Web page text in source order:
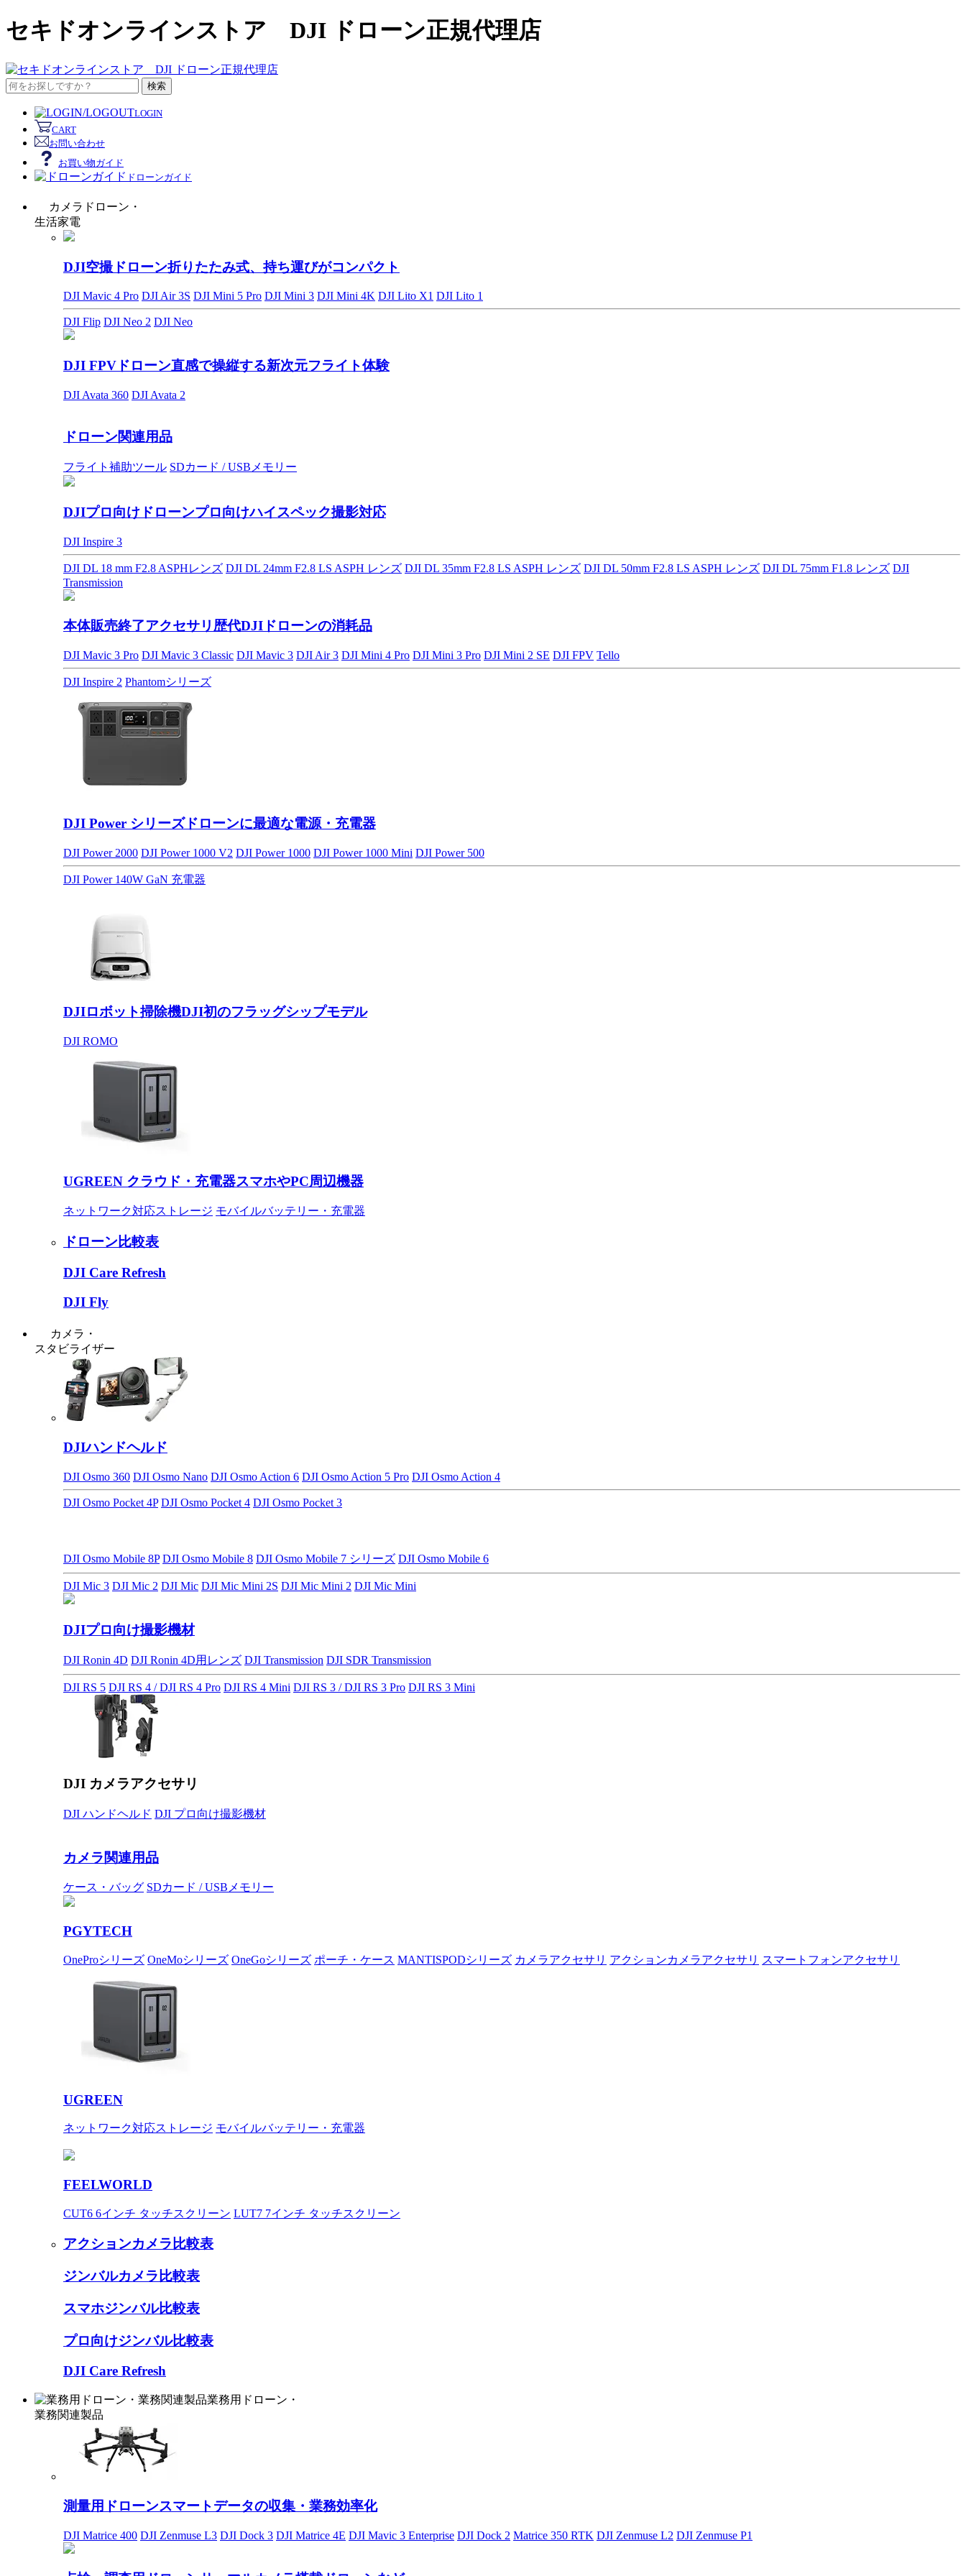
セキドオンラインストア DJI ドローン正規代理店
検索
LOGIN
CART
お問い合わせ
お買い物ガイド
ドローンガイド
カメラドローン・
生活家電
DJI空撮ドローン折りたたみ式、持ち運びがコンパクト
DJI Mavic 4 Pro DJI Air 3S DJI Mini 5 Pro DJI Mini 3 DJI Mini 4K DJI Lito X1 DJI Lito 1
DJI Flip DJI Neo 2 DJI Neo
DJI FPVドローン直感で操縦する新次元フライト体験
DJI Avata 360 DJI Avata 2
ドローン関連用品
フライト補助ツール SDカード / USBメモリー
DJIプロ向けドローンプロ向けハイスペック撮影対応
DJI Inspire 3
DJI DL 18 mm F2.8 ASPHレンズ DJI DL 24mm F2.8 LS ASPH レンズ DJI DL 35mm F2.8 LS ASPH レンズ DJI DL 50mm F2.8 LS ASPH レンズ DJI DL 75mm F1.8 レンズ DJI
Transmission
本体販売終了アクセサリ 歴代DJIドローンの消耗品
DJI Mavic 3 Pro DJI Mavic 3 Classic DJI Mavic 3 DJI Air 3 DJI Mini 4 Pro DJI Mini 3 Pro DJI Mini 2 SE DJI FPV Tello
DJI Inspire 2 Phantomシリーズ
DJI Power シリーズドローンに最適な電源・充電器
DJI Power 2000 DJI Power 1000 V2 DJI Power 1000 DJI Power 1000 Mini DJI Power 500
DJI Power 140W GaN 充電器
DJIロボット掃除機DJI初のフラッグシップモデル
DJI ROMO
UGREEN クラウド・充電器スマホやPC周辺機器
ネットワーク対応ストレージ モバイルバッテリー・充電器
ドローン比較表
DJI Care Refresh
DJI Fly
カメラ・
スタビライザー
DJIハンドヘルド
DJI Osmo 360 DJI Osmo Nano DJI Osmo Action 6 DJI Osmo Action 5 Pro DJI Osmo Action 4
DJI Osmo Pocket 4P DJI Osmo Pocket 4 DJI Osmo Pocket 3
DJI Osmo Mobile 8P DJI Osmo Mobile 8 DJI Osmo Mobile 7 シリーズ DJI Osmo Mobile 6
DJI Mic 3 DJI Mic 2 DJI Mic DJI Mic Mini 2S DJI Mic Mini 2 DJI Mic Mini
DJIプロ向け撮影機材
DJI Ronin 4D DJI Ronin 4D用レンズ DJI Transmission DJI SDR Transmission
DJI RS 5 DJI RS 4 / DJI RS 4 Pro DJI RS 4 Mini DJI RS 3 / DJI RS 3 Pro DJI RS 3 Mini
DJI カメラアクセサリ
DJI ハンドヘルド DJI プロ向け撮影機材
カメラ関連用品
ケース・バッグ SDカード / USBメモリー
PGYTECH
OneProシリーズ OneMoシリーズ OneGoシリーズ ポーチ・ケース MANTISPODシリーズ カメラアクセサリ アクションカメラアクセサリ スマートフォンアクセサリ
UGREEN
ネットワーク対応ストレージ モバイルバッテリー・充電器
FEELWORLD
CUT6 6インチ タッチスクリーン LUT7 7インチ タッチスクリーン
アクションカメラ比較表
ジンバルカメラ比較表
スマホジンバル比較表
プロ向けジンバル比較表
DJI Care Refresh
業務用ドローン・
業務関連製品
測量用ドローンスマートデータの収集・業務効率化
DJI Matrice 400 DJI Zenmuse L3 DJI Dock 3 DJI Matrice 4E DJI Mavic 3 Enterprise DJI Dock 2 Matrice 350 RTK DJI Zenmuse L2 DJI Zenmuse P1